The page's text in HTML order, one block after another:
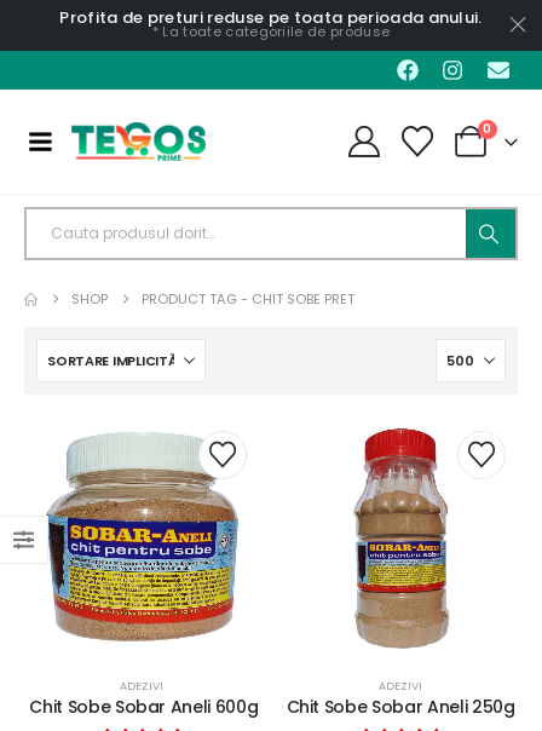
Profita de preturi reduse pe toata perioada anului.
* La toate categoriile de produse
0
SHOP PRODUCT TAG - CHIT SOBE PRET
ADEZIVI
Chit Sobe Sobar Aneli 600g
ADEZIVI
Chit Sobe Sobar Aneli 250g